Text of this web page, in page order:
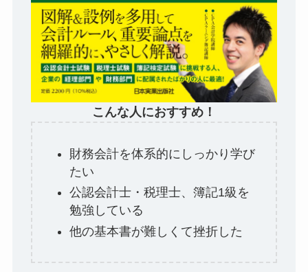
こんな人におすすめ！
財務会計を体系的にしっかり学び
たい
公認会計士・税理士、簿記1級を
勉強している
他の基本書が難しくて挫折した